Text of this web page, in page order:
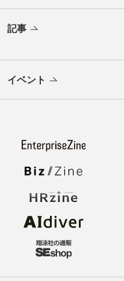
記事
イベント